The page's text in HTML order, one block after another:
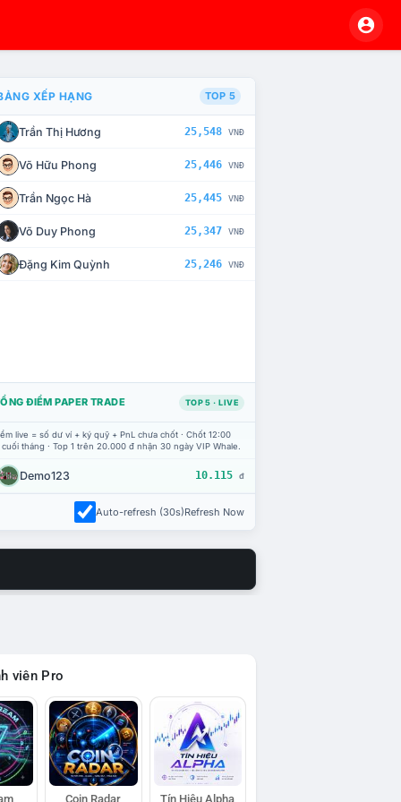
CHẾ TÀI XỬ LÝ VI PHẠM
XẾP HẠNG TOP 5
Trần Thị Hương 25,548 VNĐ
Võ Hữu Phong 25,446 VNĐ
Trần Ngọc Hà 25,445 VNĐ
Võ Duy Phong 25,347 VNĐ
Đặng Kim Quỳnh 25,246 VNĐ
ĐIỂM PAPER TRADE TOP 5 · LIVE
live = số dư ví + ký quỹ + PnL chưa chốt · Chốt 12:00
tháng · Top 1 trên 20.000 đ nhận 30 ngày VIP Whale.
Demo123 10.115 đ
Auto-refresh (30s)Refresh Now
viên Pro
Coin Radar Tín Hiệu Alpha